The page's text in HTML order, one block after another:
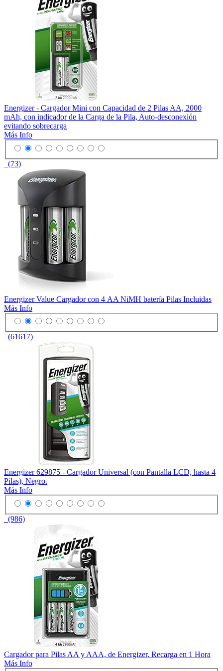
Energizer - Cargador Mini con Capacidad de 2 Pilas AA, 2000
mAh, con indicador de la Carga de la Pila, Auto-desconexión
evitando sobrecarga
Más Info
(73)
Energizer Value Cargador con 4 AA NiMH batería Pilas Incluidas
Más Info
(61617)
Energizer 629875 - Cargador Universal (con Pantalla LCD, hasta 4
Pilas), Negro.
Más Info
(986)
Cargador para Pilas AA y AAA, de Energizer, Recarga en 1 Hora
Más Info